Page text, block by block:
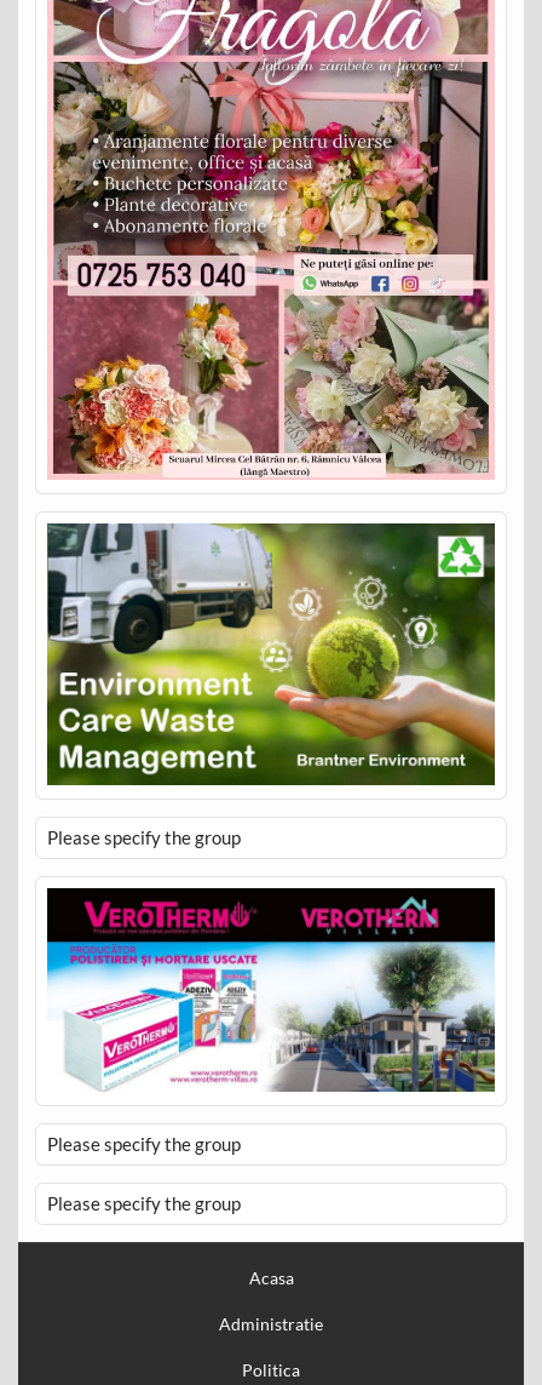
Please specify the group
Please specify the group
Please specify the group
Acasa
Administratie
Politica